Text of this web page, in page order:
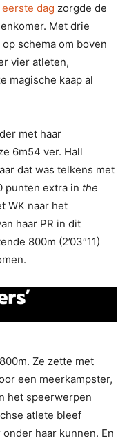
dag zorgde de
Met drie
schema om boven
vier atleten,
magische kaap al
met haar
6m54 ver. Hall
dat was telkens met
punten extra in the
WK naar het
haar PR in dit
800m (2’03″11)
Ze zette met
een meerkampster,
het speerwerpen
atlete bleef
haar kunnen. En